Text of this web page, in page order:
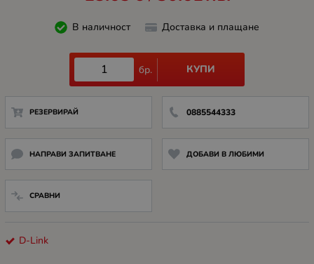
В наличност Доставка и плащане
бр. КУПИ
РЕЗЕРВИРАЙ 0885544333
НАПРАВИ ЗАПИТВАНЕ ДОБАВИ В ЛЮБИМИ
СРАВНИ
D-Link